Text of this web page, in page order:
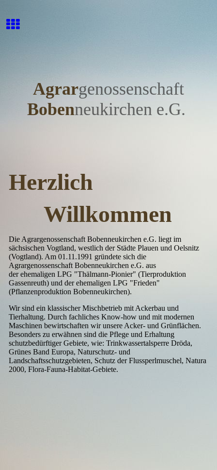
Agrargenossenschaft
Bobenneukirchen e.G.
Herzlich
Willkommen
Die Agrargenossenschaft Bobenneukirchen e.G. liegt im
sächsischen Vogtland, westlich der Städte Plauen und Oelsnitz
(Vogtland). Am 01.11.1991 gründete sich die
Agrargenossenschaft Bobenneukirchen e.G. aus
derehemaligen LPG "Thälmann-Pionier" (Tierproduktion
Gassenreuth) und der ehemaligen LPG "Frieden"
(Pflanzenproduktion Bobenneukirchen).
Wir sind ein klassischer Mischbetrieb mit Ackerbau und
Tierhaltung. Durch fachliches Know-how und mit modernen
Maschinen bewirtschaften wir unsere Acker- und Grünflächen.
Besonders zu erwähnen sind die Pflege und Erhaltung
schutzbedürftiger Gebiete, wie: Trinkwassertalsperre Dröda,
Grünes Band Europa, Naturschutz- und
Landschaftsschutzgebieten, Schutz der Flussperlmuschel, Natura
2000, Flora-Fauna-Habitat-Gebiete.